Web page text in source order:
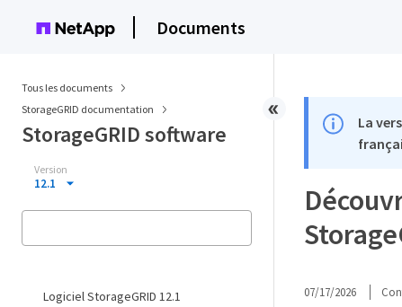
Documents
Tous les documents
StorageGRID documentation
StorageGRID software
Version
12.1
Logiciel StorageGRID 12.1
La
07/17/2026